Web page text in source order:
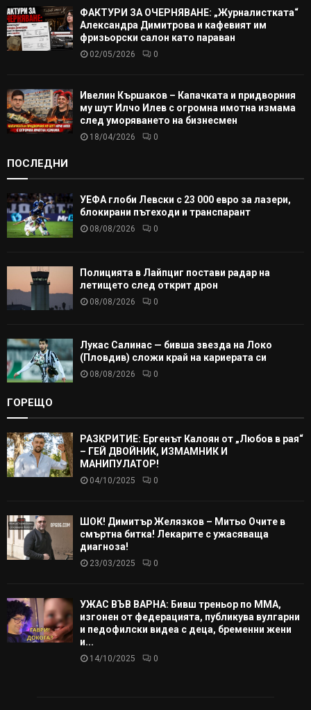
ФАКТУРИ ЗА ОЧЕРНЯВАНЕ: „Журналистката“
Александра Димитрова и кафевият им
фризьорски салон като параван
02/05/2026 0
Ивелин Кършаков – Капачката и придворния
му шут Илчо Илев с огромна имотна измама
след уморяването на бизнесмен
18/04/2026 0
ПОСЛЕДНИ
УЕФА глоби Левски с 23 000 евро за лазери,
блокирани пътеходи и транспарант
08/08/2026 0
Полицията в Лайпциг постави радар на
летището след открит дрон
08/08/2026 0
Лукас Салинас — бивша звезда на Локо
(Пловдив) сложи край на кариерата си
08/08/2026 0
ГОРЕЩО
РАЗКРИТИЕ: Ергенът Калоян от „Любов в рая“
– ГЕЙ ДВОЙНИК, ИЗМАМНИК И
МАНИПУЛАТОР!
04/10/2025 0
ШОК! Димитър Желязков – Митьо Очите в
смъртна битка! Лекарите с ужасяваща
диагноза!
23/03/2025 0
УЖАС ВЪВ ВАРНА: Бивш треньор по ММА,
изгонен от федерацията, публикува вулгарни
и педофилски видеа с деца, бременни жени
и...
14/10/2025 0